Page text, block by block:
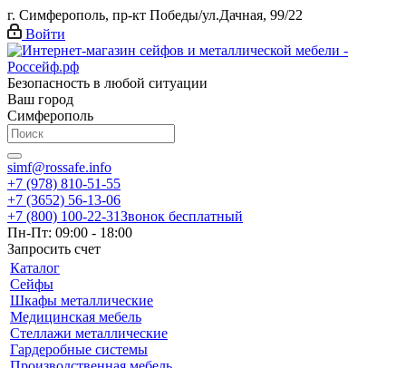
г. Симферополь, пр-кт Победы/ул.Дачная, 99/22
Войти
Безопасность в любой ситуации
Ваш город
Симферополь
simf@rossafe.info
+7 (978) 810-51-55
+7 (3652) 56-13-06
+7 (800) 100-22-31Звонок бесплатный
Пн-Пт: 09:00 - 18:00
Запросить счет
Каталог
Сейфы
Шкафы металлические
Медицинская мебель
Стеллажи металлические
Гардеробные системы